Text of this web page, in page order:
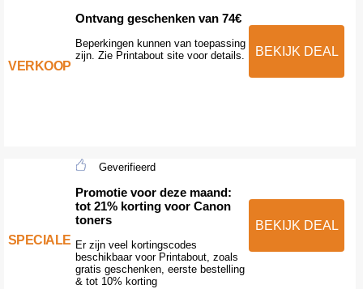
VERKOOP
Ontvang geschenken van 74€
Beperkingen kunnen van toepassing
zijn. Zie Printabout site voor details.
BEKIJK DEAL
SPECIALE
Geverifieerd
Promotie voor deze maand:
tot 21% korting voor Canon
toners
Er zijn veel kortingscodes
beschikbaar voor Printabout, zoals
gratis geschenken, eerste bestelling
& tot 10% korting
BEKIJK DEAL